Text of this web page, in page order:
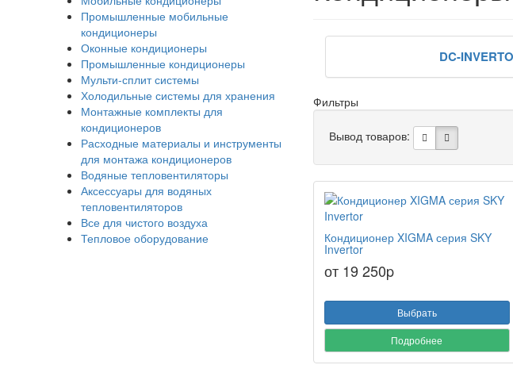
Промышленные мобильные
кондиционеры
Оконные кондиционеры
Промышленные кондиционеры
Мульти-сплит системы
Холодильные системы для хранения
Монтажные комплекты для
кондиционеров
Расходные материалы и инструменты
для монтажа кондиционеров
Водяные тепловентиляторы
Аксессуары для водяных
тепловентиляторов
Все для чистого воздуха
Тепловое оборудование
DC-
Фильтры
Вывод товаров:
Кондиционер XIGMA серия SKY
Invertor
от 19 250p
Выбрать
Подробнее